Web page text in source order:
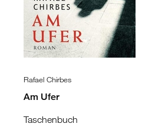
Rafael Chirbes
Am Ufer
Taschenbuch